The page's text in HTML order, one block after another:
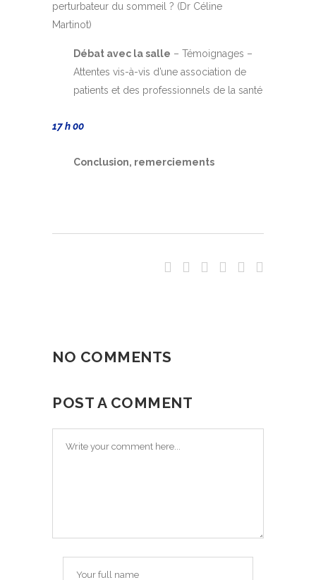
perturbateur du sommeil ? (Dr Céline
Martinot)
Débat avec la salle – Témoignages –
Attentes vis-à-vis d’une association de
patients et des professionnels de la santé
17 h 00
Conclusion, remerciements
NO COMMENTS
POST A COMMENT